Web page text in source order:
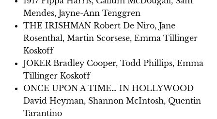
Mendes, Jayne-Ann Tenggren
THE IRISHMAN Robert De Niro, Jane
Rosenthal, Martin Scorsese, Emma Tillinger
Koskoff
JOKER Bradley Cooper, Todd Phillips, Emma
Tillinger Koskoff
ONCE UPON A TIME… IN HOLLYWOOD
David Heyman, Shannon McIntosh, Quentin
Tarantino